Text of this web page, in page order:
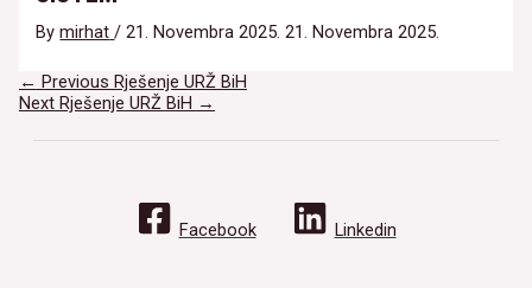
Bymirhat /21. Novembra 2025. 21. Novembra 2025.
Navigacija
članaka
← Previous Rješenje URŽ BiH
Next Rješenje URŽ BiH →
Facebook Linkedin